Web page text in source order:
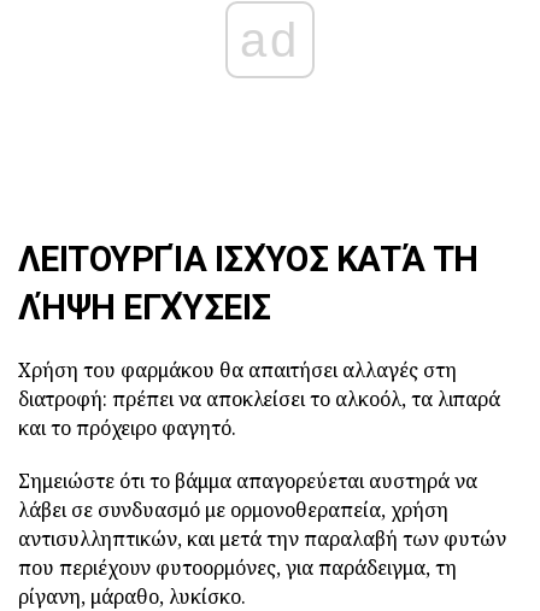
ad
ΛΕΙΤΟΥΡΓΊΑ ΙΣΧΎΟΣ ΚΑΤΆ ΤΗ
ΛΉΨΗ ΕΓΧΎΣΕΙΣ
Χρήση του φαρμάκου θα απαιτήσει αλλαγές στη
διατροφή: πρέπει να αποκλείσει το αλκοόλ, τα λιπαρά
και το πρόχειρο φαγητό.
Σημειώστε ότι το βάμμα απαγορεύεται αυστηρά να
λάβει σε συνδυασμό με ορμονοθεραπεία, χρήση
αντισυλληπτικών, και μετά την παραλαβή των φυτών
που περιέχουν φυτοορμόνες, για παράδειγμα, τη
ρίγανη, μάραθο, λυκίσκο.